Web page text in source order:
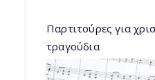
Παρτιτούρες για
τραγούδια